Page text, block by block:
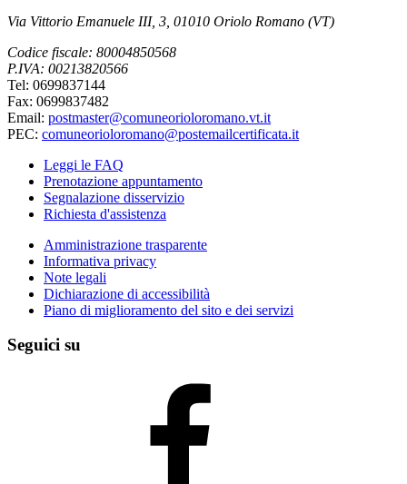
Via Vittorio Emanuele III, 3, 01010 Oriolo Romano (VT)
Codice fiscale: 80004850568
P.IVA: 00213820566
Tel: 0699837144
Fax: 0699837482
Email: postmaster@comuneorioloromano.vt.it
PEC: comuneorioloromano@postemailcertificata.it
Leggi le FAQ
Prenotazione appuntamento
Segnalazione disservizio
Richiesta d'assistenza
Amministrazione trasparente
Informativa privacy
Note legali
Dichiarazione di accessibilità
Piano di miglioramento del sito e dei servizi
Seguici su